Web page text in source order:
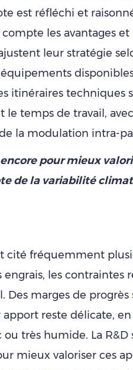
est réfléchi et
les avantages
leur stratégie
itinéraires techniques
le temps de travail,
la modulation intra-
pour mieux
de la variabilité
cité fréquemment
les contraintes
Des marges de progrès
apport reste délicate,
très humide. La R&D
mieux valoriser ces